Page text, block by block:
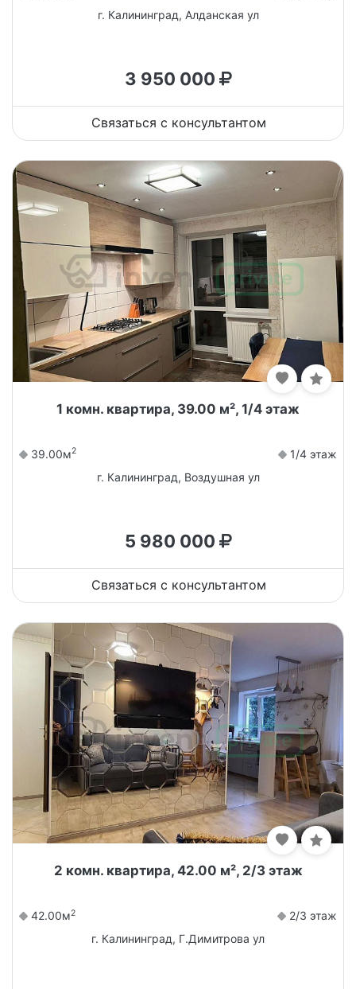
г. Калининград, Алданская ул
3 950 000
Связаться с консультантом
1 комн. квартира, 39.00 м², 1/4 этаж
39.00м2
1/4 этаж
г. Калининград, Воздушная ул
5 980 000
Связаться с консультантом
2 комн. квартира, 42.00 м², 2/3 этаж
42.00м2
2/3 этаж
г. Калининград, Г.Димитрова ул